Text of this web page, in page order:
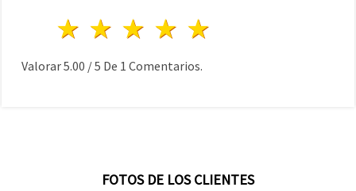
4 estrellas
3 estrellas
2 estrellas
1 estrella
Valorar5.00 /5 De 1 Comentarios.
FOTOS DE LOS CLIENTES